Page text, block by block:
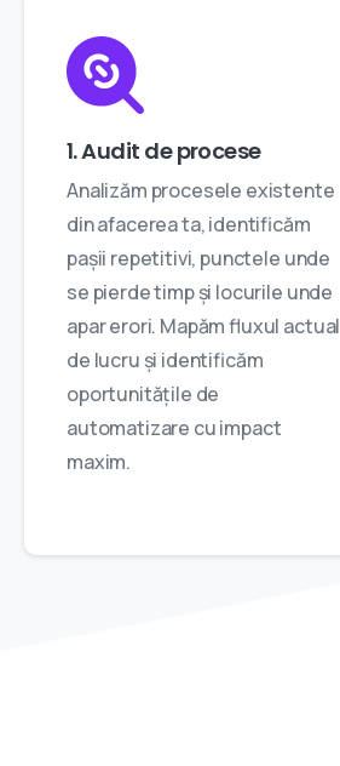
1. Audit de procese
Analizăm procesele existente
din afacerea ta, identificăm
pașii repetitivi, punctele unde
se pierde timp și locurile unde
apar erori. Mapăm fluxul actual
de lucru și identificăm
oportunitățile de
automatizare cu impact
maxim.